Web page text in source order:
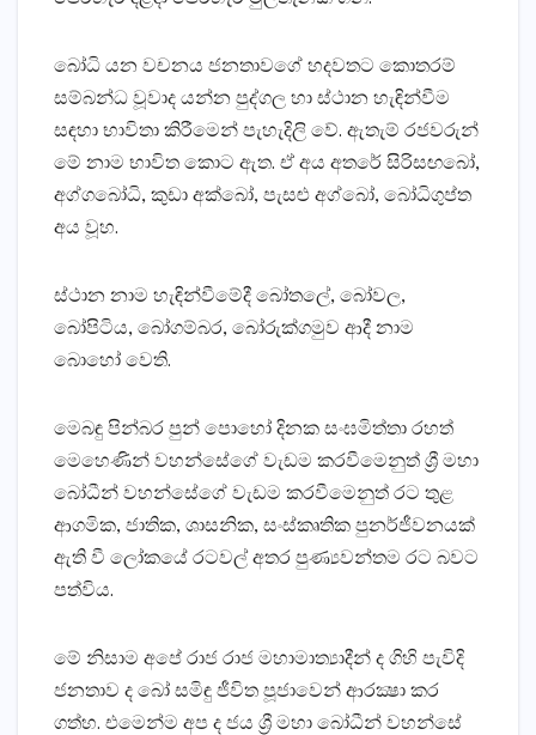
බෝධි යන වචනය ජනතාවගේ හදවතට කොතරම්
සම්බන්ධ වූවාද යන්න පුද්ගල හා ස්‌ථාන හැඳින්වීම
සඳහා භාවිතා කිරීමෙන් පැහැදිලි වේ. ඇතැම් රජවරුන්
මේ නාම භාවිත කොට ඇත. ඒ අය අතරේ සිරිසඟබෝ,
අග්ගබෝධි, කුඩා අක්‌බෝ, පැසළු අග්බෝ, බෝධිගුප්ත
අය වූහ.
ස්‌ථාන නාම හැඳින්වීමේදී බෝතලේ, බෝවල,
බෝපිටිය, බෝගම්බර, බෝරුක්‌ගමුව ආදී නාම
බොහෝ වෙති.
මෙබඳු පින්බර පුන් පොහෝ දිනක සංඝමිත්තා රහත්
මෙහෙණින් වහන්සේගේ වැඩම කරවීමෙනුත් ශ්‍රී මහා
බෝධීන් වහන්සේගේ වැඩම කරවීමෙනුත් රට තුළ
ආගමික, ජාතික, ශාසනික, සංස්‌කෘතික පුනර්ජීවනයක්‌
ඇති වී ලෝකයේ රටවල් අතර පුණ්‍යවන්තම රට බවට
පත්විය.
මේ නිසාම අපේ රාජ රාජ මහාමාත්‍යාදීන් ද ගිහි පැවිදි
ජනතාව ද බෝ සමිඳු ජීවිත පූජාවෙන් ආරක්‍ෂා කර
ගත්හ. එමෙන්ම අප ද ජය ශ්‍රී මහා බෝධීන් වහන්සේ